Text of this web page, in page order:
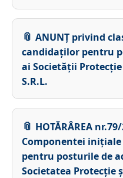
ANUNȚ privind
candidaților pentru
ai Societății
S.R.L.
HOTĂRÂREA
Componentei
pentru posturile de
Societatea Protecție